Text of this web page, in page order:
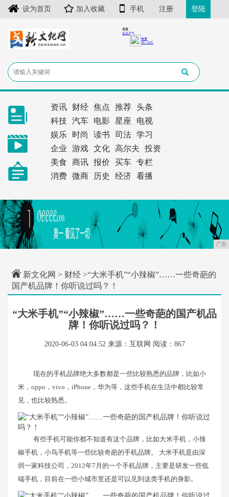
设为首页 加入收藏 手机 注册 登陆
资讯 财经 焦点 推荐
头条
科技
汽车 电影 星座
电视
娱乐
时尚 读书 司法
学习
企业
游戏 文化 高尔夫
投资
美食
商讯 报价 买车
专栏
消费
微商 历史 经济 看播
广告
新文化网 > 财经 >“大米手机”“小辣椒”……一些奇葩的
国产机品牌！你听说过吗？！
“大米手机”“小辣椒”……一些奇葩的国产机品
牌！你听说过吗？！
2020-06-03 04:04:52 来源：互联网 阅读：867
现在的手机品牌绝大多数都是一些比较熟悉的品牌，比如小
米，oppo，vivo，iPhone，华为等，这些手机在生活中都比较常
见，也比较熟悉。
有些手机可能你都不知道有这个品牌，比如大米手机，小辣
椒手机，小鸟手机等一些比较奇葩的手机品牌。 大米手机是由深
圳一家科技公司，2012年7月的一个手机品牌，主要是研发一些低
端手机，目前在一些小城市里还是可以见到这类手机的身影。